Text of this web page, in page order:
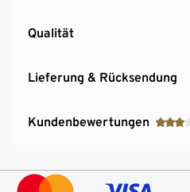
Qualität
Lieferung & Rücksendung
Kundenbewertungen